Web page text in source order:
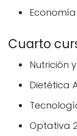
Cuarto
Nutrición
Dietética
Optativa